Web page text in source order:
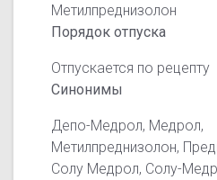
Метилпреднизолон
Порядок отпуска
Отпускается по рецепту
Синонимы
Депо-Медрол, Медрол,
Метилпреднизолон,
Солу Медрол, Солу-